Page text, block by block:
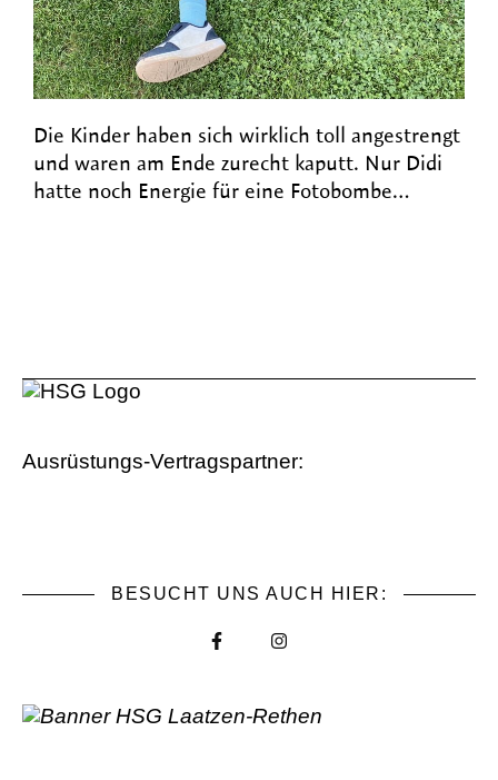
Die Kinder haben sich wirklich toll angestrengt
und waren am Ende zurecht kaputt. Nur Didi
hatte noch Energie für eine Fotobombe…
Ausrüstungs-Vertragspartner:
BESUCHT UNS AUCH HIER: